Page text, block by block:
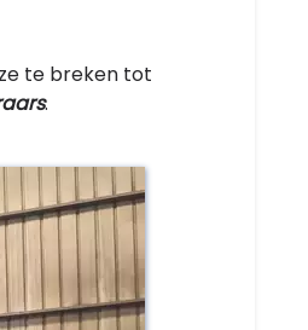
te breken tot
.